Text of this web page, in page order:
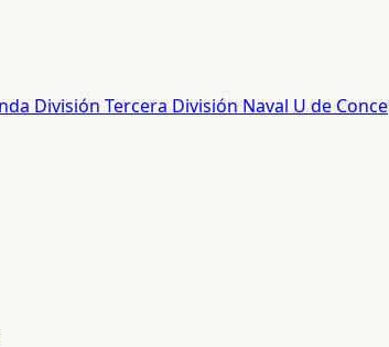
División Tercera División Naval U de Conce